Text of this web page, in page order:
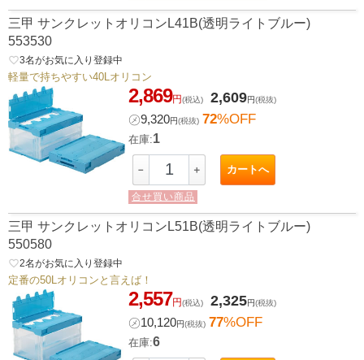
三甲 サンクレットオリコンL41B(透明ライトブルー)
553530
favorite_border3名がお気に入り登録中
軽量で持ちやすい40Lオリコン
2,869円(税込) 2,609円(税抜)
㋱9,320円(税抜) 72%OFF
在庫:1
－ ＋ カートへ
合せ買い商品
三甲 サンクレットオリコンL51B(透明ライトブルー)
550580
favorite_border2名がお気に入り登録中
定番の50Lオリコンと言えば！
2,557円(税込) 2,325円(税抜)
㋱10,120円(税抜) 77%OFF
在庫:6